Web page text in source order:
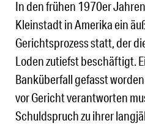
In den frühen 1970er
Kleinstadt in Amerika ein
Gerichtsprozess statt, der
Loden zutiefst beschäftigt.
Banküberfall gefasst
vor Gericht verantworten
Schuldspruch zu ihrer